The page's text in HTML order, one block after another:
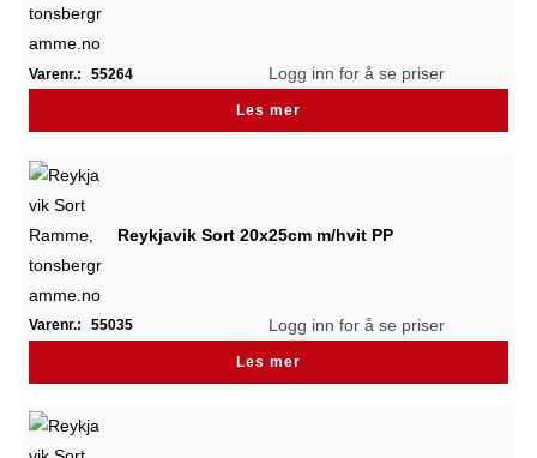
Varenr.: 55264 Logg inn for å se priser
Les mer
Reykjavik Sort 20x25cm m/hvit PP
Varenr.: 55035 Logg inn for å se priser
Les mer